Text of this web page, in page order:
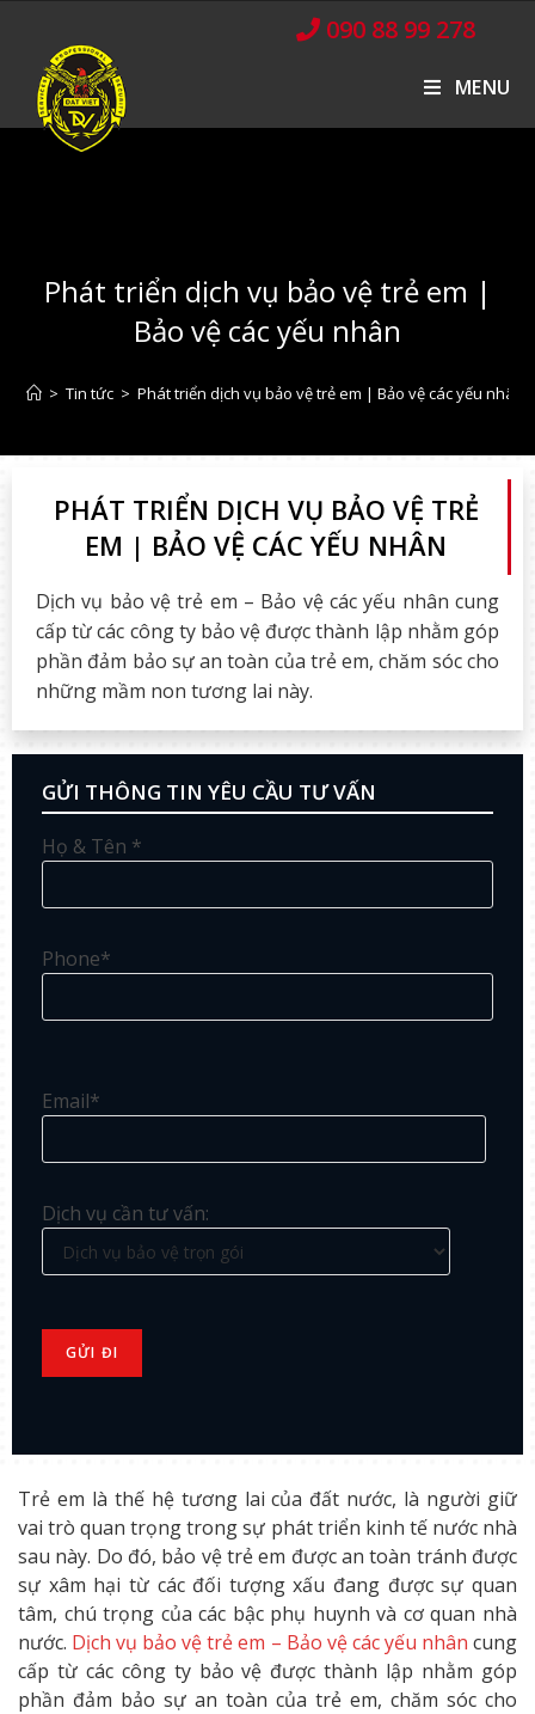
090 88 99 278
MENU
Phát triển dịch vụ bảo vệ trẻ em |
Bảo vệ các yếu nhân
> Tin tức > Phát triển dịch vụ bảo vệ trẻ em | Bảo vệ các yếu nhân
PHÁT TRIỂN DỊCH VỤ BẢO VỆ TRẺ
EM | BẢO VỆ CÁC YẾU NHÂN
Dịch vụ bảo vệ trẻ em – Bảo vệ các yếu nhân cung
cấp từ các công ty bảo vệ được thành lập nhằm góp
phần đảm bảo sự an toàn của trẻ em, chăm sóc cho
những mầm non tương lai này.
GỬI THÔNG TIN YÊU CẦU TƯ VẤN
Họ & Tên *
Phone*
Email*
Dịch vụ cần tư vấn:
Trẻ em là thế hệ tương lai của đất nước, là người giữ
vai trò quan trọng trong sự phát triển kinh tế nước nhà
sau này. Do đó, bảo vệ trẻ em được an toàn tránh được
sự xâm hại từ các đối tượng xấu đang được sự quan
tâm, chú trọng của các bậc phụ huynh và cơ quan nhà
nước. Dịch vụ bảo vệ trẻ em – Bảo vệ các yếu nhân cung
cấp từ các công ty bảo vệ được thành lập nhằm góp
phần đảm bảo sự an toàn của trẻ em, chăm sóc cho